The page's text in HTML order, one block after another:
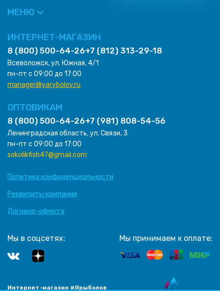
МЕНЮ
ИНТЕРНЕТ-МАГАЗИН
8 (800) 500-64-26+7 (812) 313-29-18
Всеволожск, ул. Южная, 4/1
пн-пт с 09:00 до 17:00
manager@yarybolov.ru
ОПТОВИКАМ
8 (800) 500-64-26+7 (981) 808-54-56
Ленинградская область, ул. Связи, 3
пн-пт с 09:00 до 17:00
sokolikfish47@gmail.com
Политика конфиденциальности
Реквизиты компании
Договор-оферта
Мы в соцсетях: Мы принимаем к оплате:
Интернет-магазин #Ярыболов